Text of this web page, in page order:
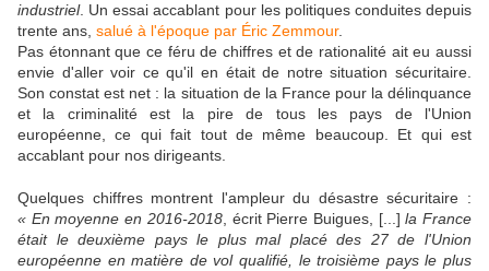
industriel. Un essai accablant pour les politiques conduites depuis
trente ans, salué à l'époque par Éric Zemmour.
Pas étonnant que ce féru de chiffres et de rationalité ait eu aussi
envie d'aller voir ce qu'il en était de notre situation sécuritaire.
Son constat est net : la situation de la France pour la délinquance
et la criminalité est la pire de tous les pays de l'Union
européenne, ce qui fait tout de même beaucoup. Et qui est
accablant pour nos dirigeants.
Quelques chiffres montrent l'ampleur du désastre sécuritaire :
« En moyenne en 2016-2018, écrit Pierre Buigues, [...] la France
était le deuxième pays le plus mal placé des 27 de l'Union
européenne en matière de vol qualifié, le troisième pays le plus